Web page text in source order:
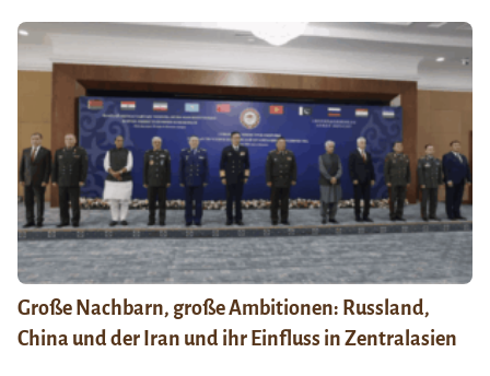
Große Nachbarn, große Ambitionen: Russland,
China und der Iran und ihr Einfluss in Zentralasien